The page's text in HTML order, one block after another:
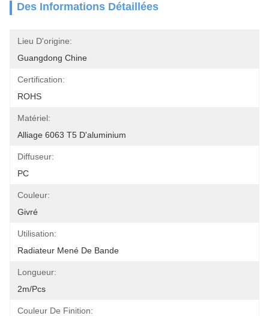
Des Informations Détaillées
Lieu D'origine:
Guangdong Chine
Certification:
ROHS
Matériel:
Alliage 6063 T5 D'aluminium
Diffuseur:
PC
Couleur:
Givré
Utilisation:
Radiateur Mené De Bande
Longueur:
2m/pcs
Couleur De Finition: